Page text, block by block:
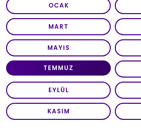
OCAK
MART
MAYIS
TEMMUZ
EYLÜL
KASIM